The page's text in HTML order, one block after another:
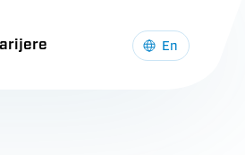
En